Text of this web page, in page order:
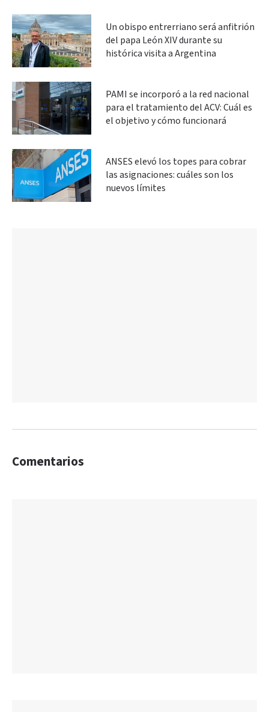
Un obispo entrerriano será anfitrión
del papa León XIV durante su
histórica visita a Argentina
PAMI se incorporó a la red nacional
para el tratamiento del ACV: Cuál es
el objetivo y cómo funcionará
ANSES elevó los topes para cobrar
las asignaciones: cuáles son los
nuevos límites
Comentarios